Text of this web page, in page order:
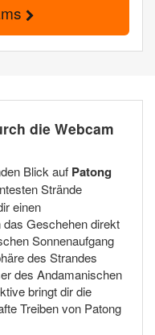
die Webcam
Blick auf Patong
Strände
einen
Geschehen direkt
Sonnenaufgang
des Strandes
des Andamanischen
bringt dir die
Treiben von Patong